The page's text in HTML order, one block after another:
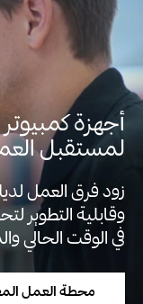
لمستقبل
زود فرق العمل
وقابلية التطوير
في الوقت الحالي
محطة العمل